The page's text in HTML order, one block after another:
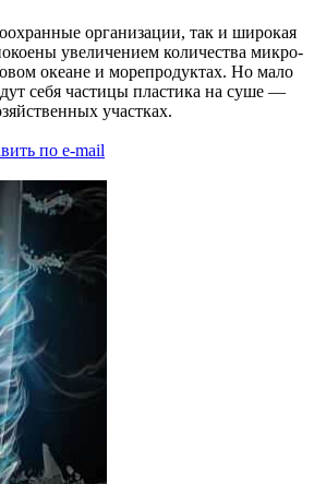
организации, так и широкая
увеличением количества микро-
океане и морепродуктах. Но мало
себя частицы пластика на суше —
участках.
по e-mail